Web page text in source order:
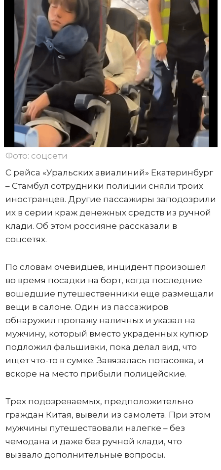
Фото: соцсети
С рейса «Уральских авиалиний» Екатеринбург
– Стамбул сотрудники полиции сняли троих
иностранцев. Другие пассажиры заподозрили
их в серии краж денежных средств из ручной
клади. Об этом россияне рассказали в
соцсетях.
По словам очевидцев, инцидент произошел
во время посадки на борт, когда последние
вошедшие путешественники еще размещали
вещи в салоне. Один из пассажиров
обнаружил пропажу наличных и указал на
мужчину, который вместо украденных купюр
подложил фальшивки, пока делал вид, что
ищет что-то в сумке. Завязалась потасовка, и
вскоре на место прибыли полицейские.
Трех подозреваемых, предположительно
граждан Китая, вывели из самолета. При этом
мужчины путешествовали налегке – без
чемодана и даже без ручной клади, что
вызвало дополнительные вопросы.